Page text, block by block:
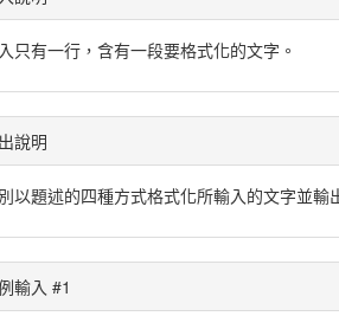
只有一行，含有一段要格式化的文字。
說明
以題述的四種方式格式化所輸入的文字並輸
輸入 #1